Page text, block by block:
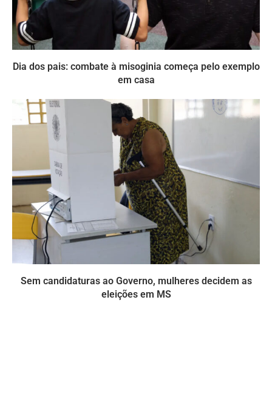
Dia dos pais: combate à misoginia começa pelo exemplo
em casa
Sem candidaturas ao Governo, mulheres decidem as
eleições em MS